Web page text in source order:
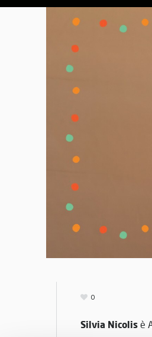
0
Silvia Nicolis è